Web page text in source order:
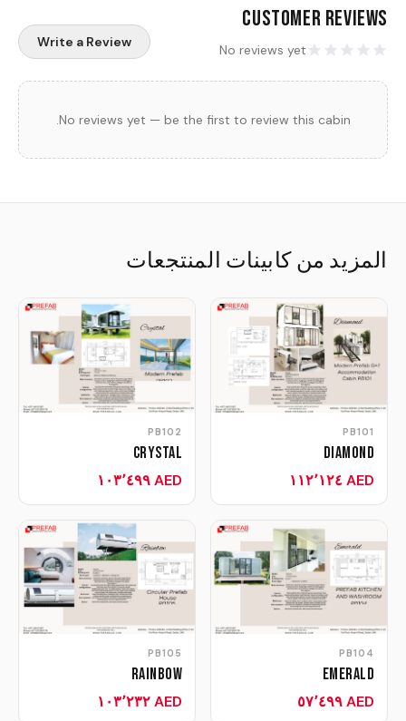
Customer Reviews
No reviews yet
Write a Review
No reviews yet — be the first to review this cabin.
المزيد من كابينات المنتجعات
PB101
Diamond
AED ١١٢٬١٢٤
PB102
Crystal
AED ١٠٣٬٤٩٩
PB104
Emerald
AED ٥٧٬٤٩٩
PB105
Rainbow
AED ١٠٣٬٢٣٢